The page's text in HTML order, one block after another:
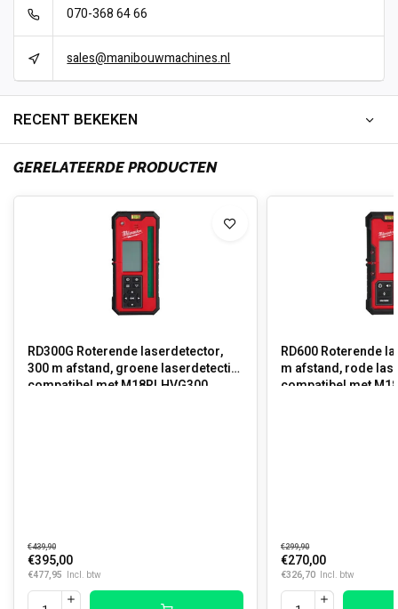
070-368 64 66
sales@manibouwmachines.nl
RECENT BEKEKEN
GERELATEERDE PRODUCTEN
RD300G Roterende laserdetector,
300 m afstand, groene laserdetectie,
compatibel met M18RLHVG300
€439,90
€395,00
€477,95 Incl. btw
RD600 Roterende
m afstand, rode
compatibel met
€299,90
€270,00
€326,70 Incl. btw